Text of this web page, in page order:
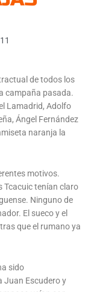
de todos los
campaña pasada.
Lamadrid, Adolfo
Ángel Fernández
naranja la
motivos.
Tcacuic tenían claro
Ninguno de
El sueco y el
que el rumano ya
sido
Juan Escudero y